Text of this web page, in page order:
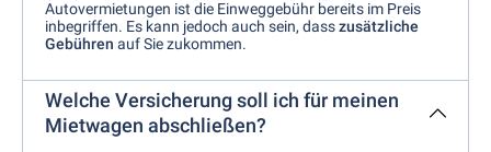
Autovermietungen ist die Einweggebühr bereits im Preis
inbegriffen. Es kann jedoch auch sein, dasszusätzliche
Gebühren auf Sie zukommen.
Welche Versicherung soll ich für meinen
Mietwagen abschließen?